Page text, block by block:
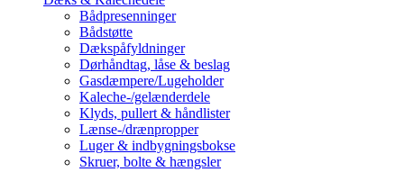
Bådpresenninger
Bådstøtte
Dækspåfyldninger
Dørhåndtag, låse & beslag
Gasdæmpere/Lugeholder
Kaleche-/gelænderdele
Klyds, pullert & håndlister
Lænse-/drænpropper
Luger & indbygningsbokse
Skruer, bolte & hængsler